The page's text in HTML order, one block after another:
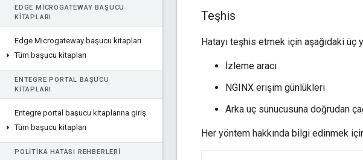
EDGE MICROGATEWAY BAŞUCU
KITAPLARI
Edge Microgateway başucu kitapları
Tüm başucu kitapları
ENTEGRE PORTAL BAŞUCU
KITAPLARI
Entegre portal başucu kitaplarına giriş
Tüm başucu kitapları
POLITIKA HATASI REHBERLERI
Teşhis
Hatayı teşhis etmek için aşağıdaki
İzleme aracı
NGINX erişim günlükleri
Arka uç sunucusuna doğrudan
Her yöntem hakkında bilgi edinmek